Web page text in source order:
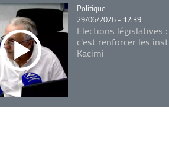
Catégorie
Politique
29/06/2026 - 12:39
Elections législatives
c'est renforcer les
Kacimi